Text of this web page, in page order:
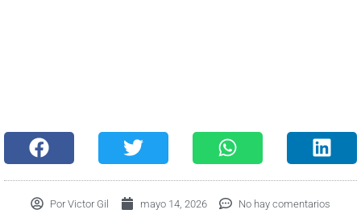
Por Victor Gil mayo 14, 2026 No hay comentarios